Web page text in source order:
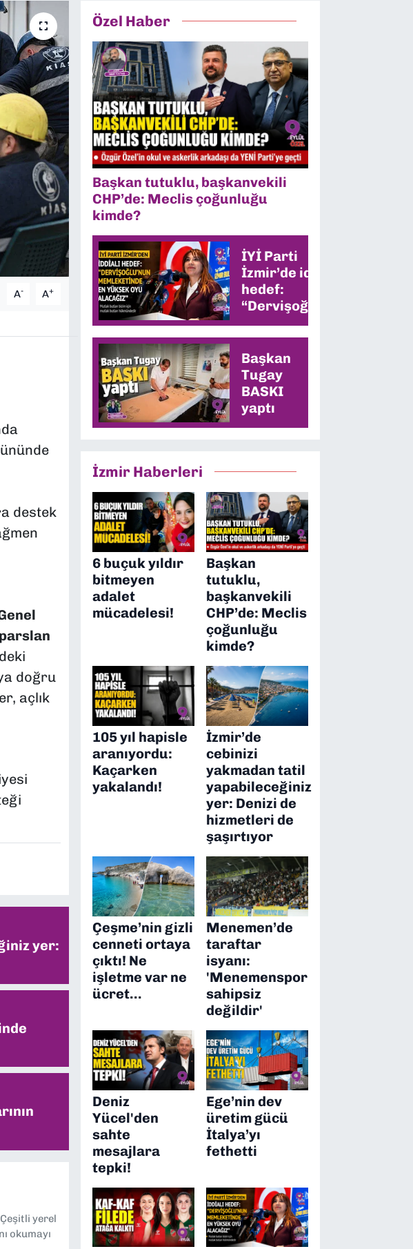
A- A+
destek
doğru
açlık
yer:
yerel
okumayı
Özel Haber
Başkan tutuklu, başkanvekili
CHP’de: Meclis çoğunluğu
kimde?
İYİ Parti
İzmir’de iddialı
hedef:
“Dervişoğlu’nun
memleketinde
en yüksek oyu
alacağız”
Başkan
Tugay
BASKI
yaptı
İzmir Haberleri
6 buçuk yıldır
bitmeyen
adalet
mücadelesi!
Başkan
tutuklu,
başkanvekili
CHP’de: Meclis
çoğunluğu
kimde?
105 yıl hapisle
aranıyordu:
Kaçarken
yakalandı!
İzmir’de
cebinizi
yakmadan tatil
yapabileceğiniz
yer: Denizi de
hizmetleri de
şaşırtıyor
Çeşme’nin gizli
cenneti ortaya
çıktı! Ne
işletme var ne
ücret…
Menemen’de
taraftar
isyanı:
'Menemenspor
sahipsiz
değildir'
Deniz
Yücel'den
sahte
mesajlara
tepki!
Ege’nin dev
üretim gücü
İtalya’yı
fethetti